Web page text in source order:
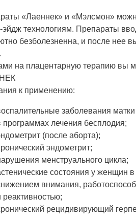
«Лаеннек» и «Мэлсмон»
эйдж технологиям. Препараты
безболезненна, и после нее
на плацентарную терапию вы
к применению:
заболевания
программах лечения бесплодия;
(после аборта);
эндометрит;
менструального цикла;
состояния у женщин
внимания,
реактивностью;
рецидивирующий